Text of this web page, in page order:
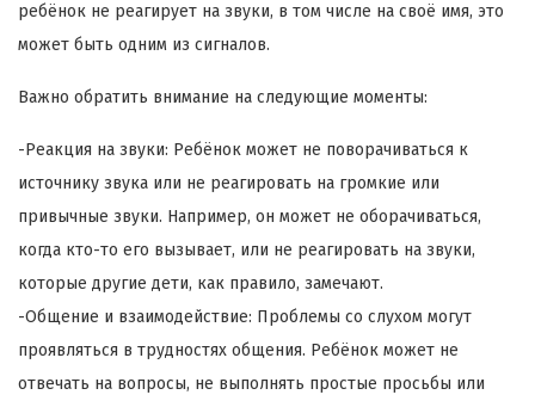
ребёнок не реагирует на звуки, в том числе на своё имя, это
может быть одним из сигналов.
Важно обратить внимание на следующие моменты:
-Реакция на звуки: Ребёнок может не поворачиваться к
источнику звука или не реагировать на громкие или
привычные звуки. Например, он может не оборачиваться,
когда кто-то его вызывает, или не реагировать на звуки,
которые другие дети, как правило, замечают.
-Общение и взаимодействие: Проблемы со слухом могут
проявляться в трудностях общения. Ребёнок может не
отвечать на вопросы, не выполнять простые просьбы или